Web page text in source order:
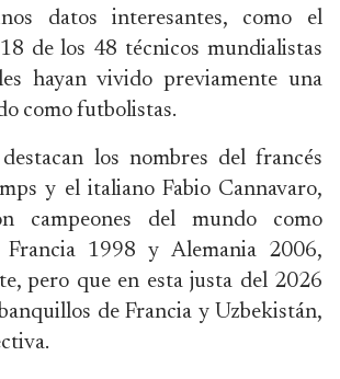
datos interesantes, como el
de los 48 técnicos mundialistas
hayan vivido previamente una
como futbolistas.
los nombres del francés
y el italiano Fabio Cannavaro,
campeones del mundo como
1998 y Alemania 2006,
pero que en esta justa del 2026
de Francia y Uzbekistán,